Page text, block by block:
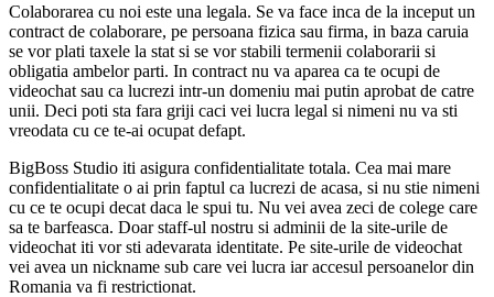
Colaborarea cu noi este una legala. Se va face inca de la inceput un
contract de colaborare, pe persoana fizica sau firma, in baza caruia
se vor plati taxele la stat si se vor stabili termenii colaborarii si
obligatia ambelor parti. In contract nu va aparea ca te ocupi de
videochat sau ca lucrezi intr-un domeniu mai putin aprobat de catre
unii. Deci poti sta fara griji caci vei lucra legal si nimeni nu va sti
vreodata cu ce te-ai ocupat defapt.
BigBoss Studio iti asigura confidentialitate totala. Cea mai mare
confidentialitate o ai prin faptul ca lucrezi de acasa, si nu stie nimeni
cu ce te ocupi decat daca le spui tu. Nu vei avea zeci de colege care
sa te barfeasca. Doar staff-ul nostru si adminii de la site-urile de
videochat iti vor sti adevarata identitate. Pe site-urile de videochat
vei avea un nickname sub care vei lucra iar accesul persoanelor din
Romania va fi restrictionat.